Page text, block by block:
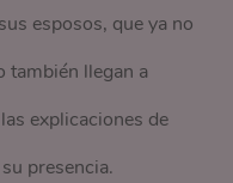
esposos, que ya no
también llegan a
explicaciones de
presencia.